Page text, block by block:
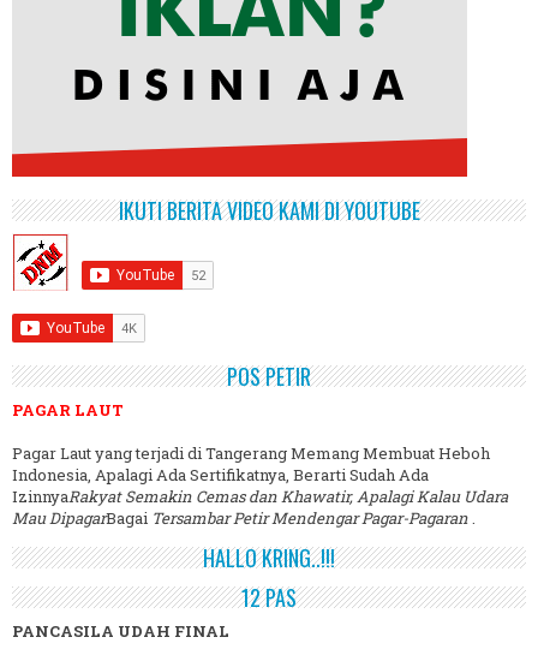
IKUTI BERITA VIDEO KAMI DI YOUTUBE
POS PETIR
PAGAR LAUT
Pagar Laut yang terjadi di Tangerang Memang Membuat Heboh
Indonesia, Apalagi Ada Sertifikatnya, Berarti Sudah Ada
IzinnyaRakyat Semakin Cemas dan Khawatir, Apalagi Kalau Udara
Mau DipagarBagai Tersambar Petir Mendengar Pagar-Pagaran.
HALLO KRING..!!!
12 PAS
PANCASILA UDAH FINAL